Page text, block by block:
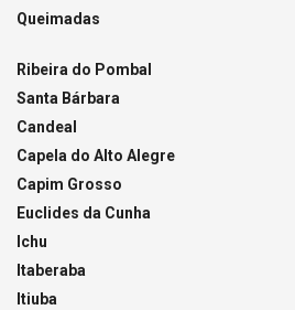
Queimadas
Ribeira do Pombal
Santa Bárbara
Candeal
Capela do Alto Alegre
Capim Grosso
Euclides da Cunha
Ichu
Itaberaba
Itiuba